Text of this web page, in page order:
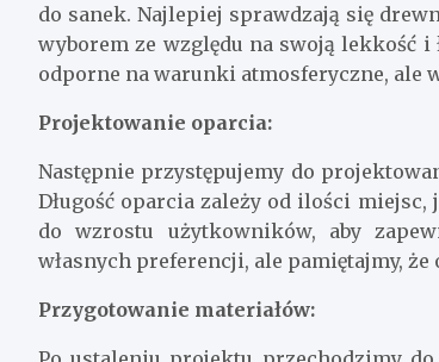
do sanek. Najlepiej sprawdzają się
wyborem ze względu na swoją lekkość
odporne na warunki atmosferyczne, ale
Projektowanie oparcia:
Następnie przystępujemy do
Długość oparcia zależy od ilości
do wzrostu użytkowników, aby
własnych preferencji, ale pamiętajmy,
Przygotowanie materiałów: